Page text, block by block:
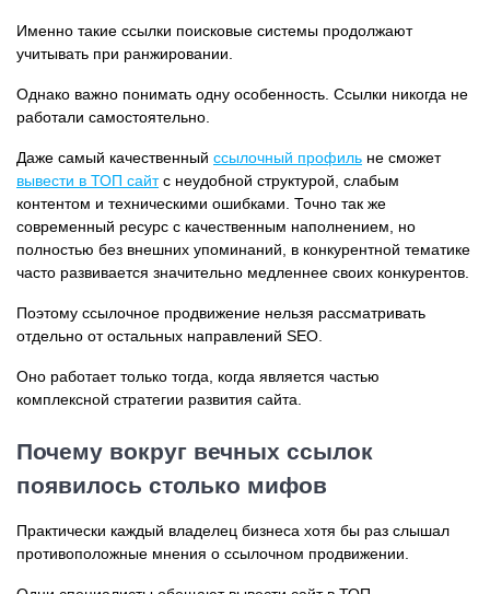
Именно такие ссылки поисковые системы продолжают
учитывать при ранжировании.
Однако важно понимать одну особенность. Ссылки никогда не
работали самостоятельно.
Даже самый качественный ссылочный профиль не сможет
вывести в ТОП сайтс неудобной структурой, слабым
контентом и техническими ошибками. Точно так же
современный ресурс с качественным наполнением, но
полностью без внешних упоминаний, в конкурентной тематике
часто развивается значительно медленнее своих конкурентов.
Поэтому ссылочное продвижение нельзя рассматривать
отдельно от остальных направлений SEO.
Оно работает только тогда, когда является частью
комплексной стратегии развития сайта.
Почему вокруг вечных ссылок
появилось столько мифов
Практически каждый владелец бизнеса хотя бы раз слышал
противоположные мнения о ссылочном продвижении.